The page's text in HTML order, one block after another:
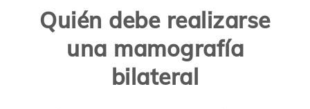
Quién debe realizarse
una mamografía
bilateral